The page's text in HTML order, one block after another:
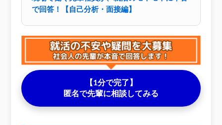
で回答！【自己分析・面接編】
【1分で完了】
匿名で先輩に相談してみる